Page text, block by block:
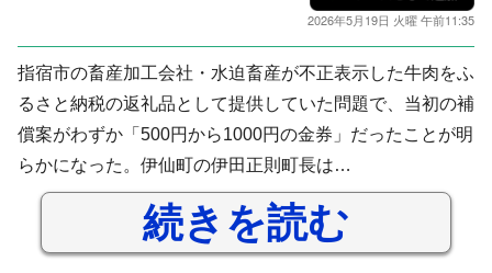
2026年5月19日 火曜 午前11:35
指宿市の畜産加工会社・水迫畜産が不正表示した牛肉をふ
るさと納税の返礼品として提供していた問題で、当初の補
償案がわずか「500円から1000円の金券」だったことが明
らかになった。伊仙町の伊田正則町長は…
続きを読む